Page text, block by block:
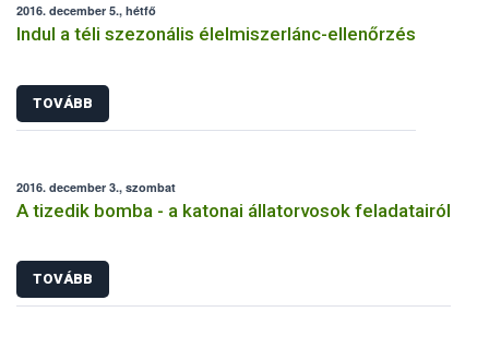
2016. december 5., hétfő
Indul a téli szezonális élelmiszerlánc-ellenőrzés
TOVÁBB
2016. december 3., szombat
A tizedik bomba - a katonai állatorvosok feladatairól
TOVÁBB